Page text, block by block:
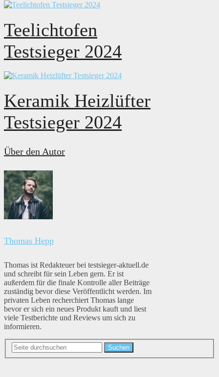
Teelichtofen
Testsieger 2024
Keramik Heizlüfter
Testsieger 2024
Über den Autor
Thomas Hepp
Thomas ist Redakteuer bei testsieger-aktuell.de
und schreibt für sein Leben gern. Er ist
außerdem für die finale Kontrolle aller Beiträge
zuständig bevor diese Veröffentlicht werden. Im
privaten Leben recherchiert Thomas lange
bevor er sich ein neues Produkt kauft und liest
viele Testberichte und Reviews um sich zu
informieren.
Suchen